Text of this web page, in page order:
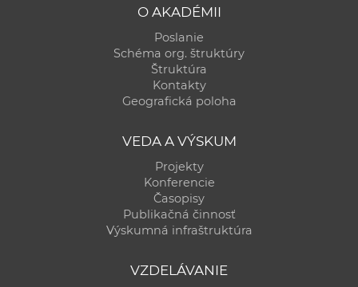
O AKADÉMII
Poslanie
Schéma org. štruktúry
Štruktúra
Kontakty
Geografická poloha
VEDA A VÝSKUM
Projekty
Konferencie
Časopisy
Publikačná činnosť
Výskumná infraštruktúra
VZDELÁVANIE